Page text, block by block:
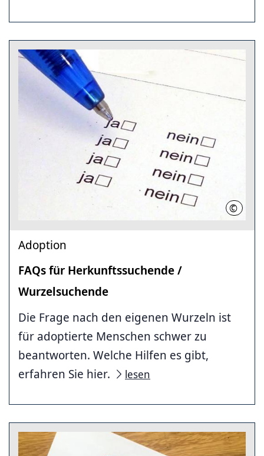
©
Adoption
FAQs für Herkunftssuchende /
Wurzelsuchende
Die Frage nach den eigenen Wurzeln ist
für adoptierte Menschen schwer zu
beantworten. Welche Hilfen es gibt,
erfahren Sie hier.
lesen